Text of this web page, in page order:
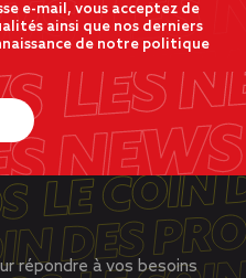
e-mail, vous acceptez de
ainsi que nos derniers
de notre politique
répondre à vos besoins